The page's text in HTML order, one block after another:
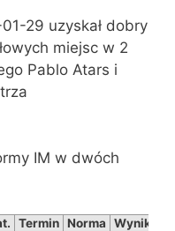
29 uzyskał dobry
miejsc w 2
Pablo Atars i
IM w dwóch
Termin Norma Wynik